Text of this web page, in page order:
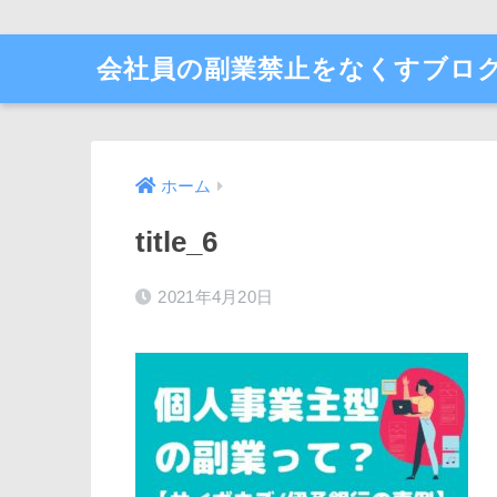
会社員の副業禁止をなくすブロ
ホーム
title_6
2021年4月20日